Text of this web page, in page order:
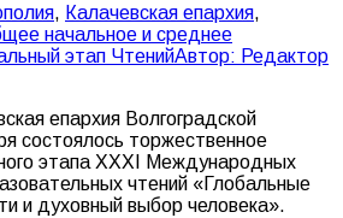
, Калачевская епархия,
начальное и среднее
этап ЧтенийАвтор: Редактор
епархия Волгоградской
состоялось торжественное
этапа XXXI Международных
чтений «Глобальные
и духовный выбор человека».